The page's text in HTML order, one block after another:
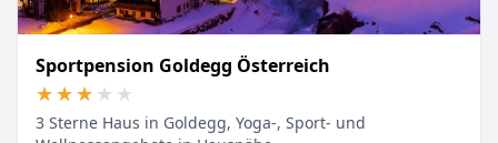
Sportpension Goldegg Österreich
★★★★★
★★★★★
3 Sterne Haus in Goldegg, Yoga-, Sport- und